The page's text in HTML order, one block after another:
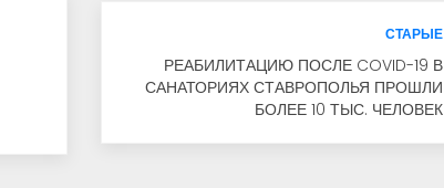
СТАРЫЕ
РЕАБИЛИТАЦИЮ ПОСЛЕ COVID-19 В
САНАТОРИЯХ СТАВРОПОЛЬЯ ПРОШЛИ
БОЛЕЕ 10 ТЫС. ЧЕЛОВЕК